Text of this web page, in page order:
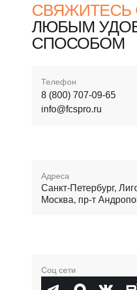
Соц сети
Адреса
Санкт-Петербург,
Москва, пр-т
Телефон
8 (800) 707-09-65
info@fcspro.ru
СВЯЖИТЕСЬ
ЛЮБЫМ
СПОСОБОМ